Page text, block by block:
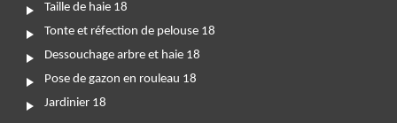
Taille de haie 18
Tonte et réfection de pelouse 18
Dessouchage arbre et haie 18
Pose de gazon en rouleau 18
Jardinier 18